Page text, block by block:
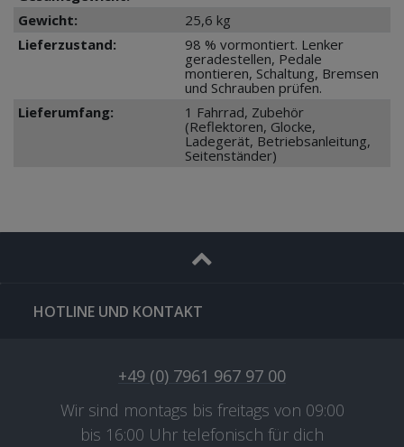
Gewicht:
25,6 kg
Lieferzustand:
98 % vormontiert. Lenker
geradestellen, Pedale
montieren, Schaltung, Bremsen
und Schrauben prüfen.
Lieferumfang:
1 Fahrrad, Zubehör
(Reflektoren, Glocke,
Ladegerät, Betriebsanleitung,
Seitenständer)
HOTLINE UND KONTAKT
+49 (0) 7961 967 97 00
Wir sind montags bis freitags von 09:00
bis 16:00 Uhr telefonisch für dich